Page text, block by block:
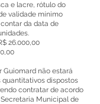
e lacre, rótulo do
validade mínimo
da data de
26.000,00
Guiomard não estará
dispostos
contratar de acordo
Municipal de